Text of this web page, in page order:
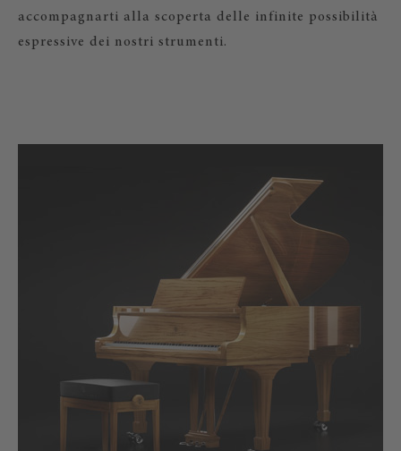
accompagnarti alla scoperta delle infinite possibilità
espressive dei nostri strumenti.